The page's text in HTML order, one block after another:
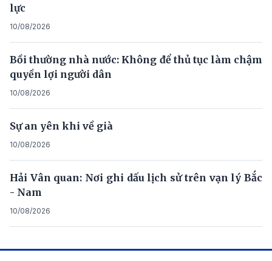
lực
10/08/2026
Bồi thường nhà nước: Không để thủ tục làm chậm
quyền lợi người dân
10/08/2026
Sự an yên khi về già
10/08/2026
Hải Vân quan: Nơi ghi dấu lịch sử trên vạn lý Bắc
- Nam
10/08/2026